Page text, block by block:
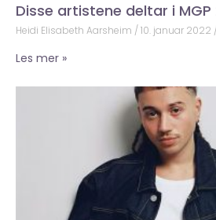
Disse artistene deltar i MGP
Heidi Elisabeth Aarsheim 10. januar 2022
Les mer »